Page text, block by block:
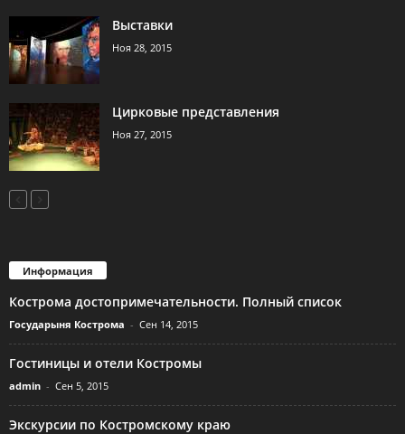
Выставки
Ноя 28, 2015
Цирковые представления
Ноя 27, 2015
Информация
Кострома достопримечательности. Полный список
Государыня Кострома - Сен 14, 2015
Гостиницы и отели Костромы
admin - Сен 5, 2015
Экскурсии по Костромскому краю